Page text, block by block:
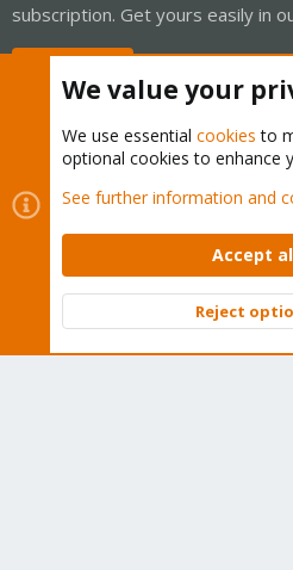
subscription. Get yours easily in
Cookies
Proxmox Support
Contact us
Terms and rules
Community platform by XenForo ©
We value your
We use essential cookies to
optional cookies to enhance
See further information and
Accept
Reject